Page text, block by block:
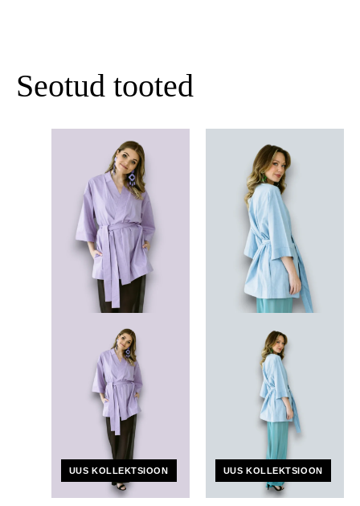
Seotud tooted
UUS KOLLEKTSIOON UUS KOLLEKTSIOON